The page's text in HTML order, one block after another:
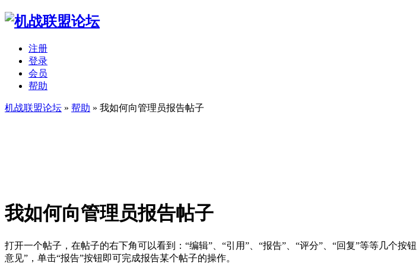
注册
登录
会员
帮助
机战联盟论坛 » 帮助 » 我如何向管理员报告帖子
我如何向管理员报告帖子
打开一个帖子，在帖子的右下角可以看到：“编辑”、“引用”、“报告”、“评分”、“回复”等等几个按
意见”，单击“报告”按钮即可完成报告某个帖子的操作。